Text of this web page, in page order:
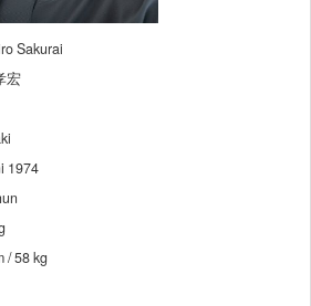
Sakurai
宏
1974
/ 58 kg